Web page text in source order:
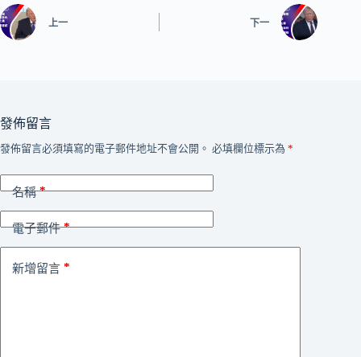
上一 下一
發佈留言
發佈留言必須填寫的電子郵件地址不會公開。 必填欄位標示為 *
名稱*
電子郵件*
新增留言 *